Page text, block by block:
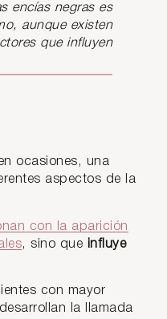
encías negras es
aunque existen
que influyen
ocasiones, una
aspectos de la
con la aparición
, sino que influye
con mayor
desarrollan la llamada